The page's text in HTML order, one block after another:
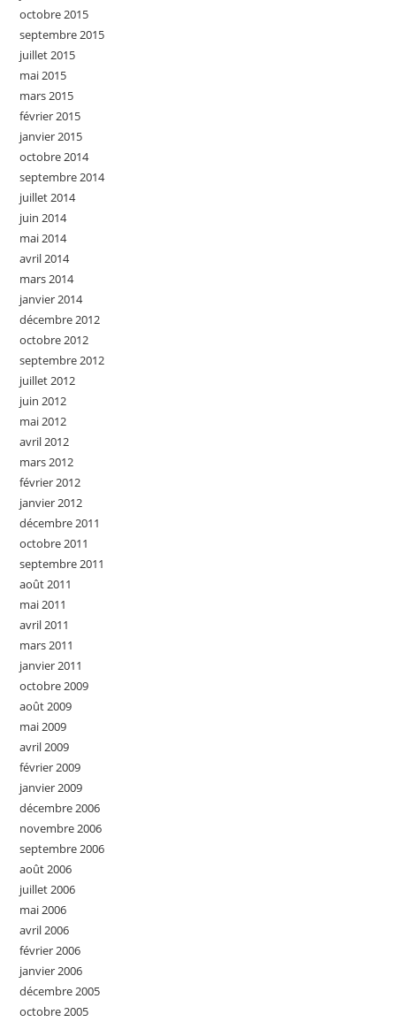
octobre 2015
septembre 2015
juillet 2015
mai 2015
mars 2015
février 2015
janvier 2015
octobre 2014
septembre 2014
juillet 2014
juin 2014
mai 2014
avril 2014
mars 2014
janvier 2014
décembre 2012
octobre 2012
septembre 2012
juillet 2012
juin 2012
mai 2012
avril 2012
mars 2012
février 2012
janvier 2012
décembre 2011
octobre 2011
septembre 2011
août 2011
mai 2011
avril 2011
mars 2011
janvier 2011
octobre 2009
août 2009
mai 2009
avril 2009
février 2009
janvier 2009
décembre 2006
novembre 2006
septembre 2006
août 2006
juillet 2006
mai 2006
avril 2006
février 2006
janvier 2006
décembre 2005
octobre 2005